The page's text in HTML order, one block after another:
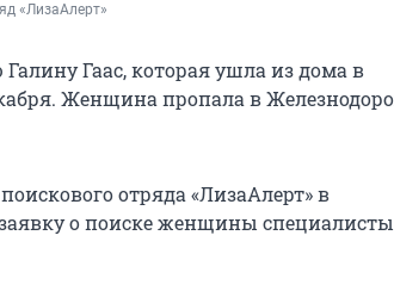
«ЛизаАлерт»
Гаас, которая ушла из дома в
Женщина пропала в
отряда «ЛизаАлерт» в
о поиске женщины специалисты